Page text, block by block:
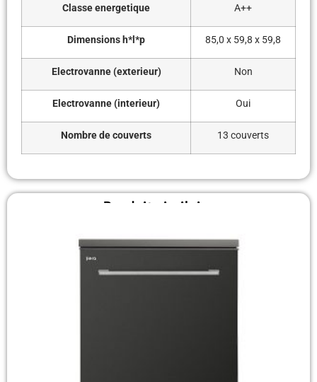
Classe energetique A++
Dimensions h*l*p 85,0 x 59,8 x 59,8
Electrovanne (exterieur) Non
Electrovanne (interieur) Oui
Nombre de couverts 13 couverts
Produit similaire